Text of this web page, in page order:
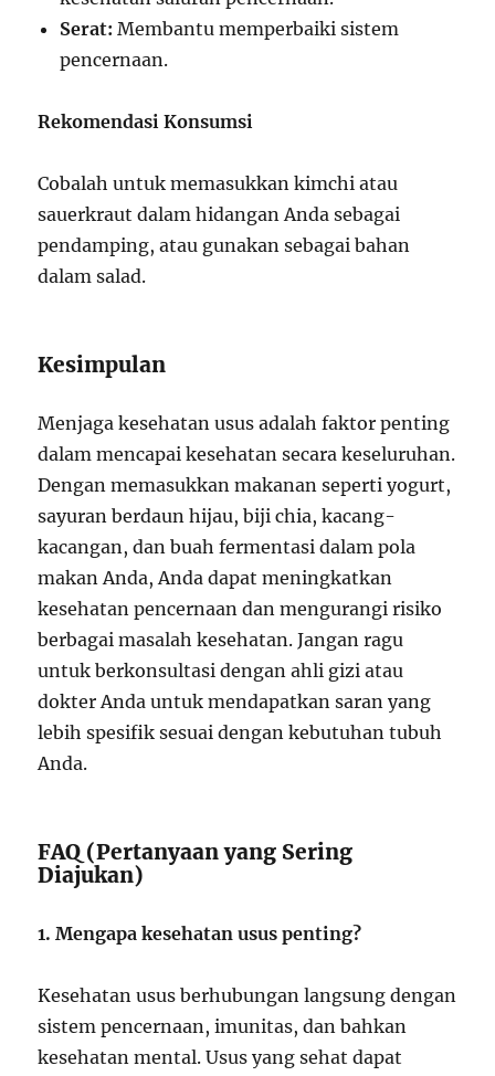
Serat: Membantu memperbaiki sistem
pencernaan.
Rekomendasi Konsumsi
Cobalah untuk memasukkan kimchi atau
sauerkraut dalam hidangan Anda sebagai
pendamping, atau gunakan sebagai bahan
dalam salad.
Kesimpulan
Menjaga kesehatan usus adalah faktor penting
dalam mencapai kesehatan secara keseluruhan.
Dengan memasukkan makanan seperti yogurt,
sayuran berdaun hijau, biji chia, kacang-
kacangan, dan buah fermentasi dalam pola
makan Anda, Anda dapat meningkatkan
kesehatan pencernaan dan mengurangi risiko
berbagai masalah kesehatan. Jangan ragu
untuk berkonsultasi dengan ahli gizi atau
dokter Anda untuk mendapatkan saran yang
lebih spesifik sesuai dengan kebutuhan tubuh
Anda.
FAQ (Pertanyaan yang Sering
Diajukan)
1. Mengapa kesehatan usus penting?
Kesehatan usus berhubungan langsung dengan
sistem pencernaan, imunitas, dan bahkan
kesehatan mental. Usus yang sehat dapat